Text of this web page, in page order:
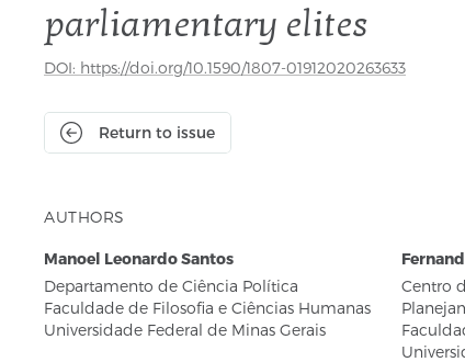
parliamentary elites
DOI: https://doi.org/10.1590/1807-01912020263633
Return to issue
AUTHORS
Manoel Leonardo Santos
Departamento de Ciência Política
Faculdade de Filosofia e Ciências Humanas
Universidade Federal de Minas Gerais
Centro